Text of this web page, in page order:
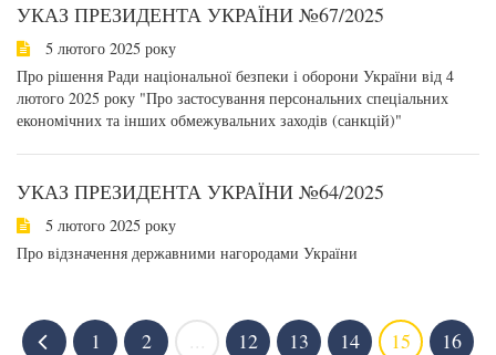
УКАЗ ПРЕЗИДЕНТА УКРАЇНИ №67/2025
5 лютого 2025 року
Про рішення Ради національної безпеки і оборони України від 4
лютого 2025 року "Про застосування персональних спеціальних
економічних та інших обмежувальних заходів (санкцій)"
УКАЗ ПРЕЗИДЕНТА УКРАЇНИ №64/2025
5 лютого 2025 року
Про відзначення державними нагородами України
1 2 12 13 14 15
16